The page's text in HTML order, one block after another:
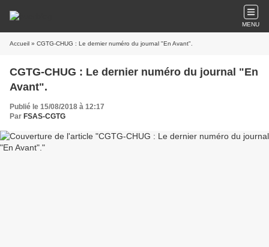
MENU
Accueil » CGTG-CHUG : Le dernier numéro du journal "En Avant".
CGTG-CHUG : Le dernier numéro du journal "En
Avant".
Publié le 15/08/2018 à 12:17
Par FSAS-CGTG